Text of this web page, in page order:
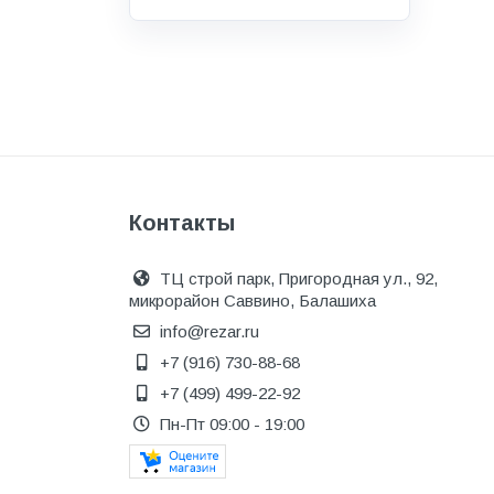
ДПК
Дренажные системы
Запорная арматура и
регулирующая
Изоляция
Инженерная сантехника
Инженерная сантехника и
инструменты
Контакты
ТЦ строй парк, Пригородная ул., 92,
микрорайон Саввино, Балашиха
info@rezar.ru
+7 (916) 730-88-68
+7 (499) 499-22-92
Пн-Пт 09:00 - 19:00